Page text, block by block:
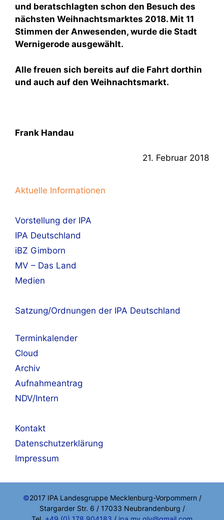
und beratschlagten schon den Besuch des
nächsten Weihnachtsmarktes 2018. Mit 11
Stimmen der Anwesenden, wurde die Stadt
Wernigerode ausgewählt.
Alle freuen sich bereits auf die Fahrt dorthin
und auch auf den Weihnachtsmarkt.
Frank Handau
21. Februar 2018
Aktuelle Informationen
Vorstellung der IPA
IPA Deutschland
iBZ Gimborn
MV – Das Land
Medien
Satzung/Ordnungen der IPA Deutschland
Terminkalender
Cloud
Archiv
Aufnahmeantrag
NDV/Intern
Kontakt
Datenschutzerklärung
Impressum
©2017 IPA Landesgruppe Mecklenburg-Vorpommern /
Stargarder Str. 6 / 17033 Neubrandenburg /